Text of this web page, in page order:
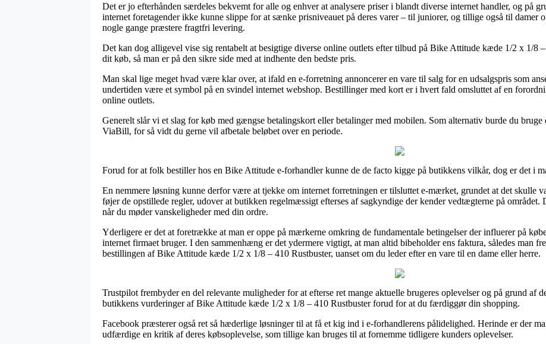
Det er jo efterhånden særdeles bekvemt for alle og enhver at analysere priser i blandt diverse internet handler, og på
internet foretagender ikke kunne slippe for at sænke prisniveauet på deres varer – til juniorer, og tillige også til damer
nogle gange præstere fragtfri levering.
Det kan dog alligevel vise sig rentabelt at besigtige diverse online outlets efter tilbud på Bike Attitude kæde 1/2 x 1/8
dit køb, så man er på den sikre side med at indhente den bedste pris.
Man skal lige meget hvad være klar over, at ifald en e-forretning annoncerer en vare til salg for en udsalgspris som
undertiden være et symbol på en svindel internet webshop. Bestillinger med kort er i hvert fald omsluttet af en
online outlets.
Generelt slår vi et slag for køb med gængse betalingskort eller betalinger med mobilen. Som alternativ burde du bruge
ViaBill, for så vidt du gerne vil afbetale beløbet over en periode.
Forud for at folk bestiller hos en Bike Attitude e-forhandler kunne de de facto kigge på butikkens vilkår, dog er det i
En nemmere løsning kunne derfor være at tjekke om internet forretningen er tilsluttet e-mærket, grundet at det skulle
føjer de opstillede regler, udover at butikken regelmæssigt efterses af sagkyndige der kender vedtægterne på
når du møder vanskeligheder med din ordre.
Yderligere er det at foretrække at man er oppe på mærkerne omkring de fundamentale betingelser der influerer på
internet firmaet bruger. I den sammenhæng er det ydermere vigtigt, at man altid bibeholder ens faktura, således man
bestillingen af Bike Attitude kæde 1/2 x 1/8 – 410 Rustbuster, uanset om du leder efter en vare til en dame eller herre.
Trustpilot frembyder en del relevante muligheder for at efterse ret mange aktuelle brugeres oplevelser og på grund af
butikkens vurderinger af Bike Attitude kæde 1/2 x 1/8 – 410 Rustbuster forud for at du færdiggør din shopping.
Facebook præsterer også ret så hæderlige løsninger til at få et kig ind i e-forhandlerens pålidelighed. Herinde er der
udfærdige en kritik af deres købsoplevelse, som tillige kan bruges til at fornemme tidligere kunders oplevelser.